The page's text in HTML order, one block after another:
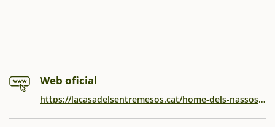
Web oficial
https://lacasadelsentremesos.cat/home-dels-nassos-1